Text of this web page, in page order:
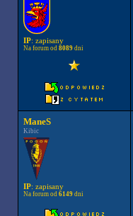
IP: zapisany
Na forum od 8089dni
ManeS
Kibic
IP: zapisany
Na forum od 6149dni